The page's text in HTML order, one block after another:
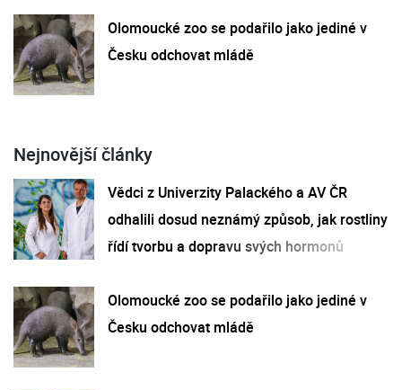
Olomoucké zoo se podařilo jako jediné v
Česku odchovat mládě
Nejnovější články
Vědci z Univerzity Palackého a AV ČR
odhalili dosud neznámý způsob, jak rostliny
řídí tvorbu a dopravu svých hormonů
Olomoucké zoo se podařilo jako jediné v
Česku odchovat mládě